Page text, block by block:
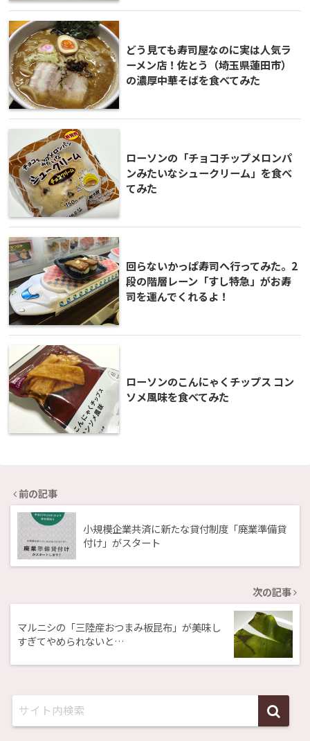
どう見ても寿司屋なのに実は人気ラ
ーメン店！佐とう（埼玉県蓮田市）
の濃厚中華そばを食べてみた
ローソンの「チョコチップメロンパ
ンみたいなシュークリーム」を食べ
てみた
回らないかっぱ寿司へ行ってみた。2
段の階層レーン「すし特急」がお寿
司を運んでくれるよ！
ローソンのこんにゃくチップス コン
ソメ風味を食べてみた
前の記事
小規模企業共済に新たな貸付制度「廃業準備貸
付け」がスタート
次の記事
マルニシの「三陸産おつまみ板昆布」が美味し
すぎてやめられないと…